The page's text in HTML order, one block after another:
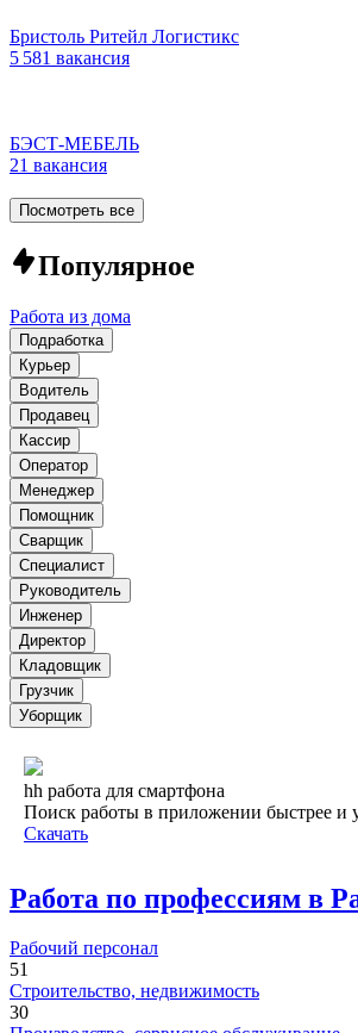
Бристоль Ритейл Логистикс
5 581 вакансия
БЭСТ-МЕБЕЛЬ
21 вакансия
Посмотреть все
Популярное
Работа из дома
Подработка
Курьер
Водитель
Продавец
Кассир
Оператор
Менеджер
Помощник
Сварщик
Специалист
Руководитель
Инженер
Директор
Кладовщик
Грузчик
Уборщик
hh работа для смартфона
Поиск работы в приложении быстрее и
Скачать
Работа по профессиям в
Рабочий персонал
51
Строительство, недвижимость
30